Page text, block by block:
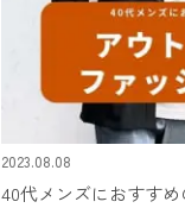
2023.08.08
40代メンズにおすす